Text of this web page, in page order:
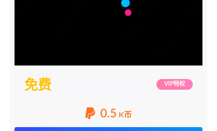
免费 VIP特权
0.5 K币